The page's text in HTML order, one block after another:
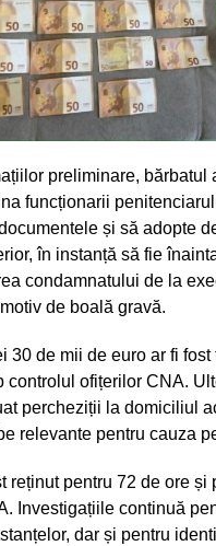
preliminare, bărbatul
funcționarii
și să adopte
în instanță să fie
condamnatului de la
de boală gravă.
30 de mii de euro ar fi fost
controlul ofițerilor CNA.
percheziții la domiciliul
relevante pentru cauza
reținut pentru 72 de ore și
Investigațiile continuă
dar și pentru